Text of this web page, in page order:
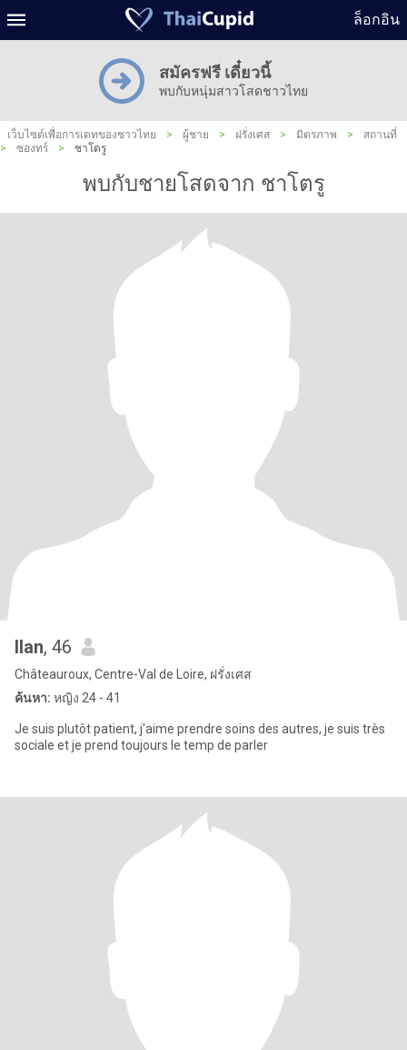
ล็อกอิน
สมัครฟรี เดี๋ยวนี้
พบกับหนุ่มสาวโสดชาวไทย
เว็บไซต์เพื่อการเดทของชาวไทย > ผู้ชาย > ฝรั่งเศส > มิตรภาพ >
สถานที่
>
ซองทร์ > ชาโตรู
พบกับชายโสดจาก ชาโตรู
Ilan, 46
Châteauroux, Centre-Val de Loire, ฝรั่งเศส
ค้นหา: หญิง 24 - 41
Je suis plutôt patient, j'aime prendre soins des autres, je suis très
sociale et je prend toujours le temp de parler